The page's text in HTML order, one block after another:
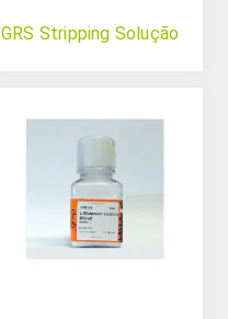
GRS Stripping Solução